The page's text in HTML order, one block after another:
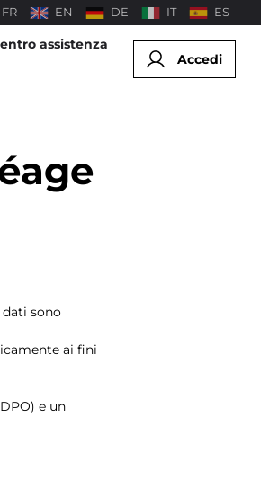
FR EN DE IT ES
assistenza
Accedi
sono
ai fini
e un